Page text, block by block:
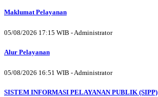
Maklumat Pelayanan
05/08/2026 17:15 WIB - Administrator
Alur Pelayanan
05/08/2026 16:51 WIB - Administrator
SISTEM INFORMASI PELAYANAN PUBLIK (SIPP)